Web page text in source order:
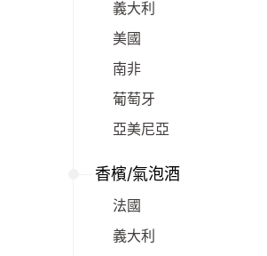
義大利
美國
南非
葡萄牙
亞美尼亞
香檳/氣泡酒
法國
義大利